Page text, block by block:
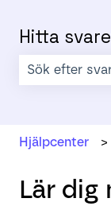
Hitta
Hjälpcenter
Lär dig